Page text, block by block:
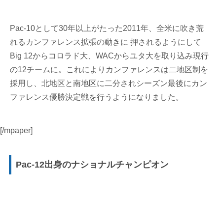
Pac-10として30年以上がたった2011年、全米に吹き荒
れるカンファレンス拡張の動きに 押されるようにして
Big 12からコロラド大、WACからユタ大を取り込み現行
の12チームに。これによりカンファレンスは二地区制を
採用し、北地区と南地区に二分されシーズン最後にカン
ファレンス優勝決定戦を行うようになりました。
[/mpaper]
Pac-12出身のナショナルチャンピオン